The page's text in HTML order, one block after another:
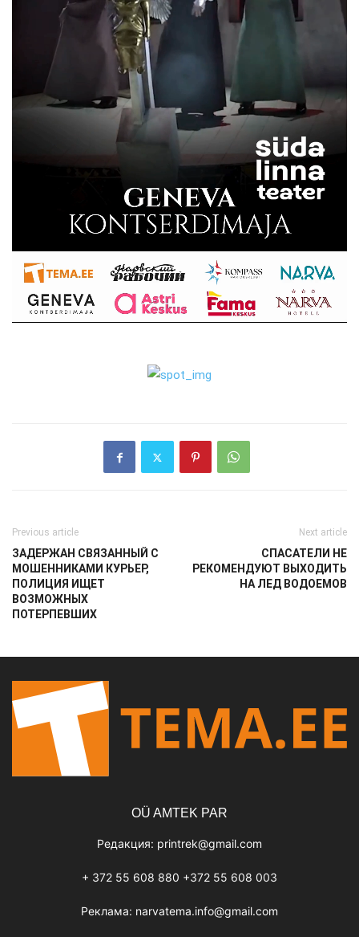
Previous article
ЗАДЕРЖАН СВЯЗАННЫЙ С
МОШЕННИКАМИ КУРЬЕР,
ПОЛИЦИЯ ИЩЕТ
ВОЗМОЖНЫХ
ПОТЕРПЕВШИХ
Next article
СПАСАТЕЛИ НЕ
РЕКОМЕНДУЮТ ВЫХОДИТЬ
НА ЛЕД ВОДОЕМОВ
OÜ AMTEK PAR
Редакция: printrek@gmail.com
+ 372 55 608 880 +372 55 608 003
Реклама: narvatema.info@gmail.com